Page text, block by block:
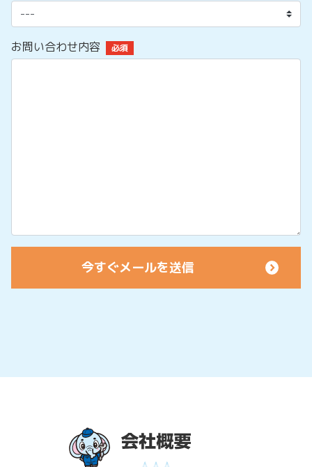
お問い合わせ内容 必須